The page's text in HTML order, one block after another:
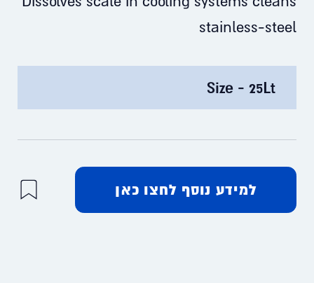
stainless-steel
Size - 25Lt
למידע נוסף לחצו כאן